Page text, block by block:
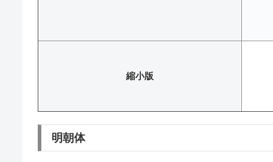
縮小版
明朝体